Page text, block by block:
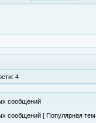
4
сообщений
сообщений [ Популярная